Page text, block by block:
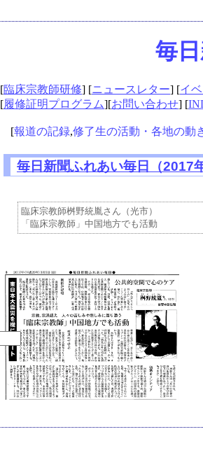
毎
[臨床宗教師研修] [ニュースレター] [イ
[履修証明プログラム][お問い合わせ] [
[報道の記録,修了生の活動・各地の動
毎日新聞ふれあい毎日（2017
臨床宗教師桝野統胤さん（光市）